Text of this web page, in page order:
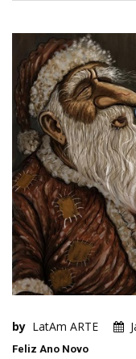
by LatAm ARTE
Feliz Ano Novo